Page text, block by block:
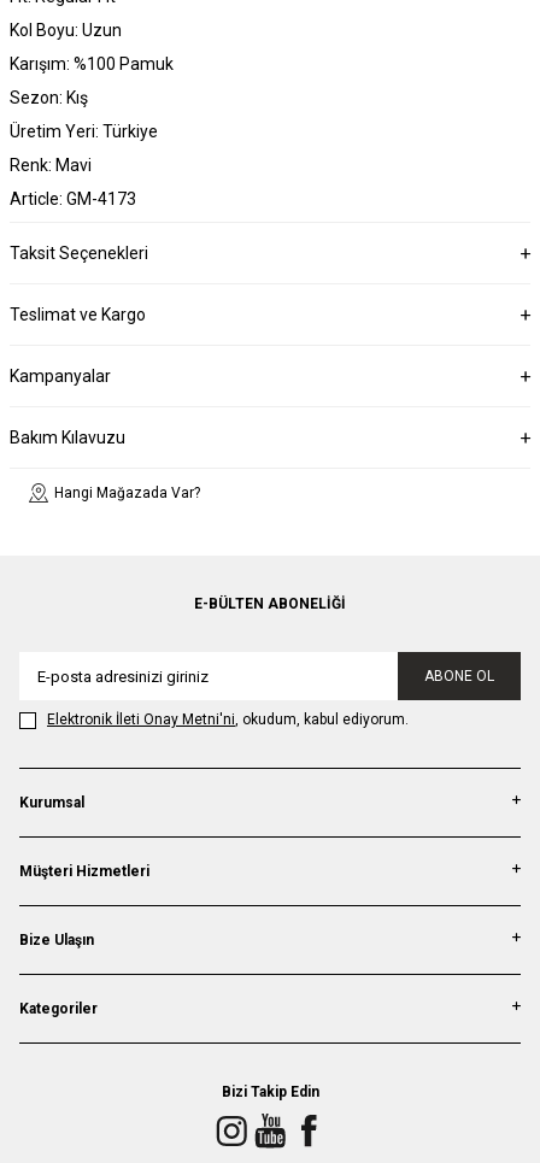
Kol Boyu: Uzun
Karışım: %100 Pamuk
Sezon: Kış
Üretim Yeri: Türkiye
Renk: Mavi
Article: GM-4173
Taksit Seçenekleri
Teslimat ve Kargo
Kampanyalar
Bakım Kılavuzu
Hangi Mağazada Var?
E-BÜLTEN ABONELIĞI
ABONE OL
Elektronik İleti Onay Metni'ni, okudum, kabul ediyorum.
Kurumsal
Müşteri Hizmetleri
Bize Ulaşın
Kategoriler
Bizi Takip Edin